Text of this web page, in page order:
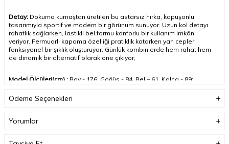
Detay: Dokuma kumaştan üretilen bu astarsız hırka, kapüşonlu
tasarımıyla sportif ve modern bir görünüm sunuyor. Uzun kol detayı
rahatlık sağlarken, lastikli bel formu konforlu bir kullanım imkânı
veriyor. Fermuarlı kapama özelliği pratiklik katarken yan cepler
fonksiyonel bir şıklık oluşturuyor. Günlük kombinlerde hem rahat hem
de dinamik bir alternatif olarak öne çıkıyor;
Model Ölçüleri(cm) : Boy - 176, Göğüs - 84, Bel – 61, Kalça - 89;
Numune Beden:Modelimiz ürünün en küçük bedenini denemiştir.
Ürün Boyu(cm):
Ödeme Seçenekleri
Yorumlar